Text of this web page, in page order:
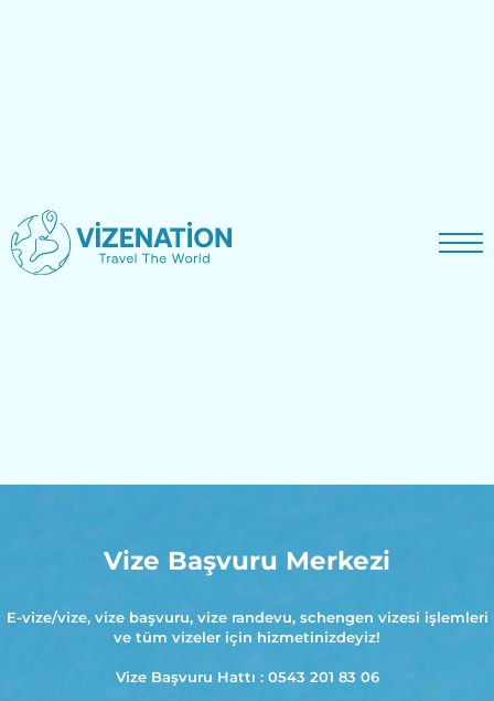
Vize Başvuru Merkezi
E-vize/vize, vize başvuru, vize randevu, schengen vizesi işlemleri
ve tüm vizeler için hizmetinizdeyiz!
Vize Başvuru Hattı : 0543 201 83 06